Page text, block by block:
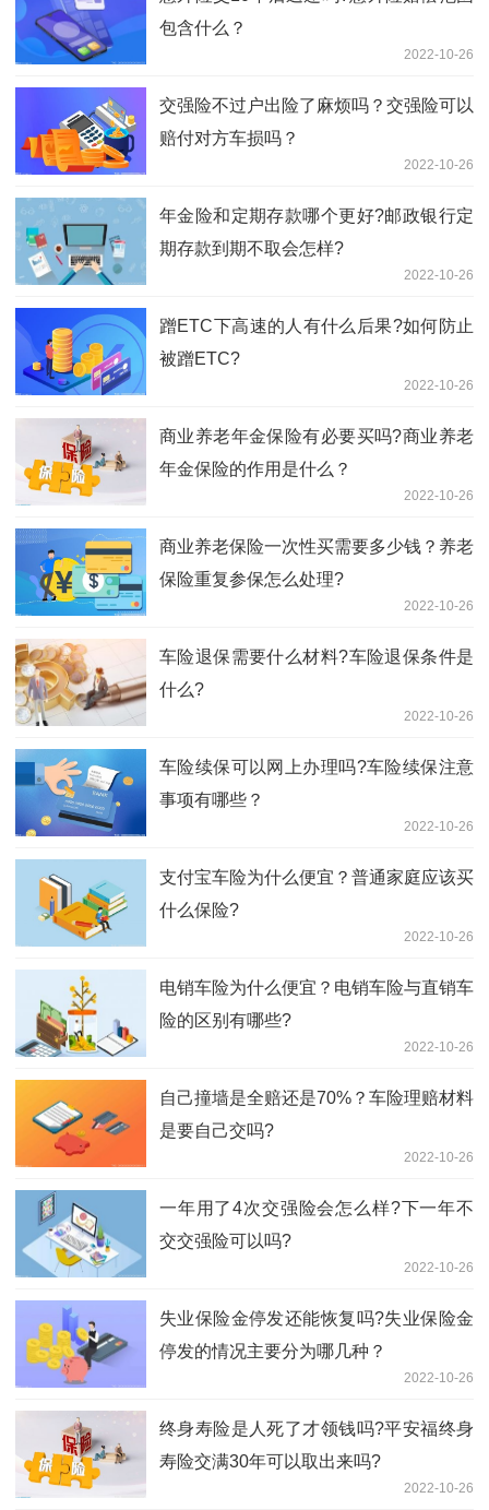
包含什么？
2022-10-26
交强险不过户出险了麻烦吗？交强险可以
赔付对方车损吗？
2022-10-26
年金险和定期存款哪个更好?邮政银行定
期存款到期不取会怎样?
2022-10-26
蹭ETC下高速的人有什么后果?如何防止
被蹭ETC?
2022-10-26
商业养老年金保险有必要买吗?商业养老
年金保险的作用是什么？
2022-10-26
商业养老保险一次性买需要多少钱？养老
保险重复参保怎么处理?
2022-10-26
车险退保需要什么材料?车险退保条件是
什么?
2022-10-26
车险续保可以网上办理吗?车险续保注意
事项有哪些？
2022-10-26
支付宝车险为什么便宜？普通家庭应该买
什么保险?
2022-10-26
电销车险为什么便宜？电销车险与直销车
险的区别有哪些?
2022-10-26
自己撞墙是全赔还是70%？车险理赔材料
是要自己交吗?
2022-10-26
一年用了4次交强险会怎么样?下一年不
交交强险可以吗?
2022-10-26
失业保险金停发还能恢复吗?失业保险金
停发的情况主要分为哪几种？
2022-10-26
终身寿险是人死了才领钱吗?平安福终身
寿险交满30年可以取出来吗?
2022-10-26